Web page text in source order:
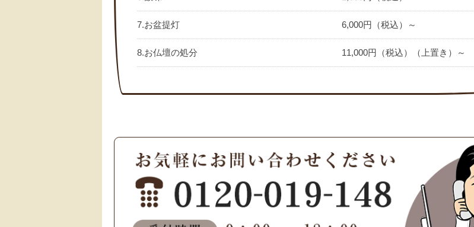
7.お盆提灯 6,000円（税込）～
8.お仏壇の処分 11,000円（税込）（上置き）～